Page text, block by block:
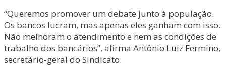
“Queremos promover um debate junto à população.
Os bancos lucram, mas apenas eles ganham com isso.
Não melhoram o atendimento e nem as condições de
trabalho dos bancários”, afirma Antônio Luiz Fermino,
secretário-geral do Sindicato.